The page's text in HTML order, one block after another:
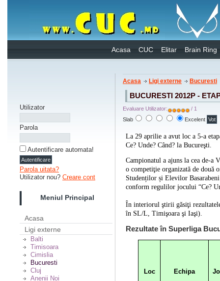
Acasa CUC Elitar Brain Ring
Utilizator
Parola
Autentificare automata!
Parola uitata?
Utilizator nou? Creare cont
Meniul Principal
Acasa
Ligi externe
Balti
Timisoara
Cimislia
Bucuresti
Cluj
Anenii Noi
Acasa Ligi externe Bucuresti
BUCURESTI 2012P -
Evaluare Utilizator:
/ 1
Slab
Excelent
La 29 aprilie a avut loc a 5-a
Ce? Unde? Când? la Bucureşti.
Campionatul a ajuns la cea de-a
o competiţie organizată de două
Studenților și Elevilor
conform regulilor jocului “Ce?
În interiorul ştirii găsiţi
în SL/L, Timişoara şi Iaşi).
Rezultate în Superliga
Loc Echipa